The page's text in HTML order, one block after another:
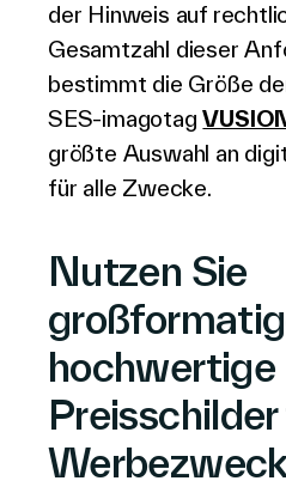
der Hinweis auf
Gesamtzahl dieser
bestimmt die Größe
SES-imagotag
größte Auswahl an
für alle Zwecke.
Nutzen Sie
hochwertige